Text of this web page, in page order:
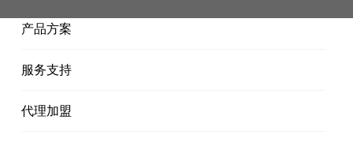
产品方案
服务支持
代理加盟